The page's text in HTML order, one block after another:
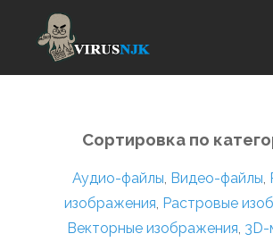
Сортировка по
Аудио-файлы, Видео-файлы,
изображения, Растровые
Векторные изображения, 3D-